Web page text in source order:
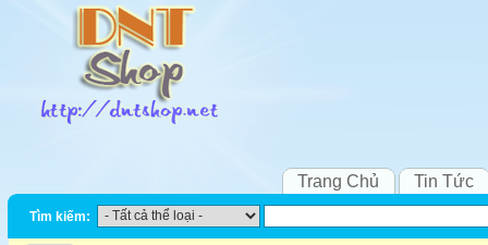
Trang Chủ Tin Tức
Tìm kiếm: